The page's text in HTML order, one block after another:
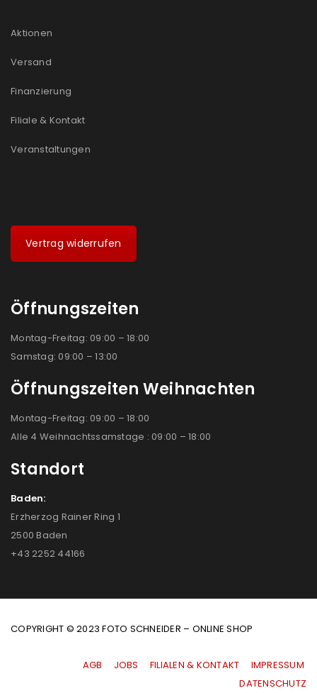
Aktionen
Versand
Finanzierung
Filiale & Kontakt
Veranstaltungen
Vertrag widerrufen
Öffnungszeiten
Montag-Freitag: 09:00 – 18:00
Samstag: 09:00 – 13:00
Öffnungszeiten Weihnachten
Montag-Freitag: 09:00 – 18:00
Alle 4 Weihnachtssamstage : 09:00 – 18:00
Standort
Baden:
Erzherzog Rainer Ring 1
2500 Baden
+43 2252 44166
COPYRIGHT © 2023 FOTO SCHNEIDER – ONLINE SHOP
AGB JOBS FILIALEN & KONTAKT
IMPRESSUM
|DATENSCHUTZ